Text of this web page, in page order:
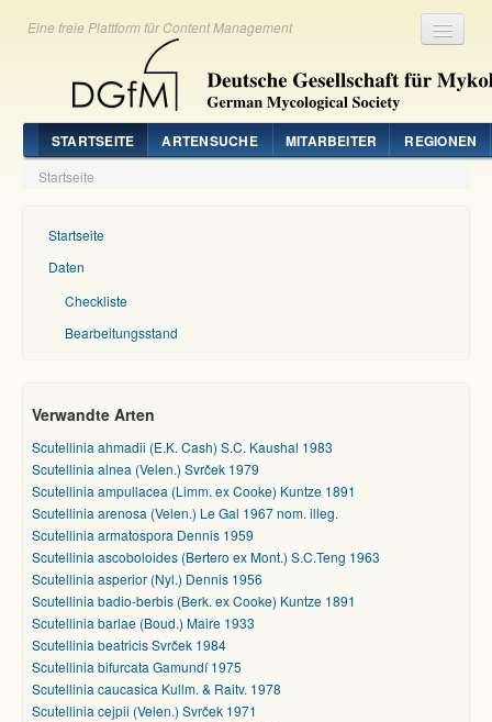
Eine freie Plattform für Content Management
STARTSEITE ARTENSUCHE MITARBEITER REGIONEN
Startseite
Startseite
Daten
Checkliste
Bearbeitungsstand
Verwandte Arten
Scutellinia ahmadii (E.K. Cash) S.C. Kaushal 1983
Scutellinia alnea (Velen.) Svrček 1979
Scutellinia ampullacea (Limm. ex Cooke) Kuntze 1891
Scutellinia arenosa (Velen.) Le Gal 1967 nom. illeg.
Scutellinia armatospora Dennis 1959
Scutellinia ascoboloides (Bertero ex Mont.) S.C.Teng 1963
Scutellinia asperior (Nyl.) Dennis 1956
Scutellinia badio-berbis (Berk. ex Cooke) Kuntze 1891
Scutellinia barlae (Boud.) Maire 1933
Scutellinia beatricis Svrček 1984
Scutellinia bifurcata Gamundí 1975
Scutellinia caucasica Kullm. & Raitv. 1978
Scutellinia cejpii (Velen.) Svrček 1971